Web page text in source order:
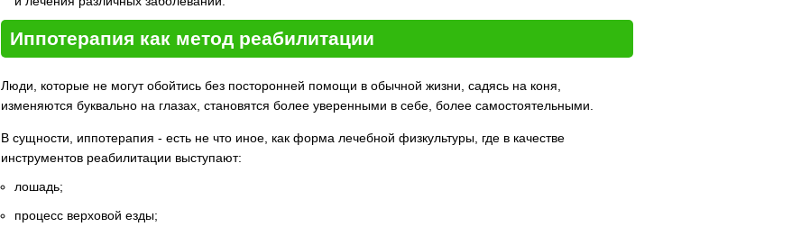
Иппотерапия как метод реабилитации
Люди, которые не могут обойтись без посторонней помощи в обычной жизни, садясь на коня,
изменяются буквально на глазах, становятся более уверенными в себе, более самостоятельными.
В сущности, иппотерапия - есть не что иное, как форма лечебной физкультуры, где в качестве
инструментов реабилитации выступают:
лошадь;
процесс верховой езды;